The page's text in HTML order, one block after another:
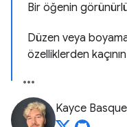
Bir öğenin
Düzen veya
özelliklerden kaçının
Kayce